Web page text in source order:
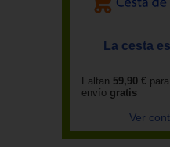
La cesta
Faltan 59,90 €
envío gratis
Ver